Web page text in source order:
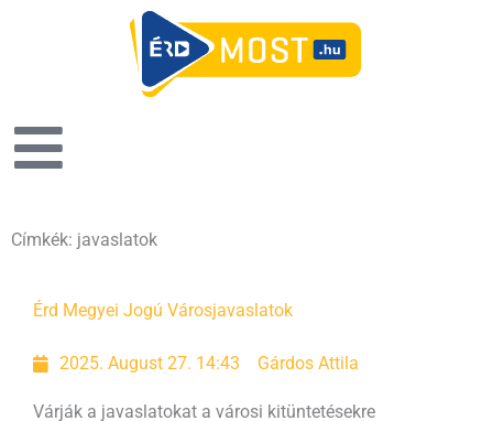
Címkék: javaslatok
Érd Megyei Jogú Városjavaslatok
2025. August 27. 14:43 Gárdos Attila
Várják a javaslatokat a városi kitüntetésekre